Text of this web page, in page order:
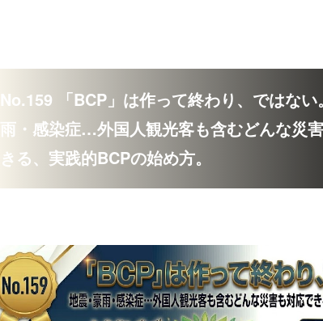
No.159 「BCP」は作って終わり、ではな
雨・感染症…外国人観光客も含むどんな災
きる、実践的BCPの始め方。